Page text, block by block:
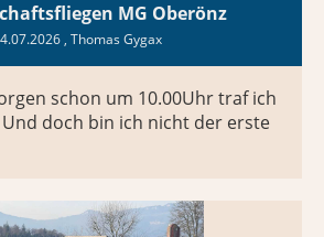
MG Oberönz
, Thomas Gygax
schon um 10.00Uhr traf ich
doch bin ich nicht der erste